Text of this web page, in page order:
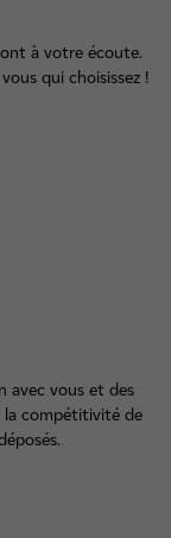
à votre écoute.
qui choisissez !
avec vous et des
compétitivité de